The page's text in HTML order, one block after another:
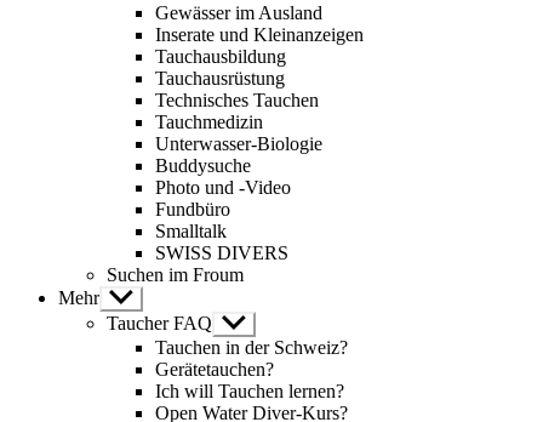
Gewässer im Ausland
Inserate und Kleinanzeigen
Tauchausbildung
Tauchausrüstung
Technisches Tauchen
Tauchmedizin
Unterwasser-Biologie
Buddysuche
Photo und -Video
Fundbüro
Smalltalk
SWISS DIVERS
Suchen im Froum
Mehr Untermenü
anzeigen
Taucher FAQ Untermenü
anzeigen
Tauchen in der Schweiz?
Gerätetauchen?
Ich will Tauchen lernen?
Open Water Diver-Kurs?